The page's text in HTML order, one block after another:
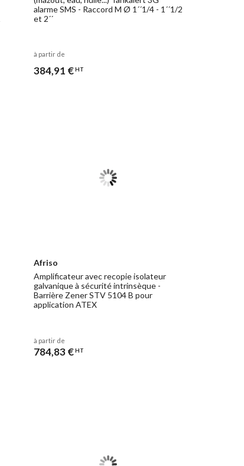
alarme SMS - Raccord M Ø 1´´1/4 - 1´´1/2
et 2´´
à partir de
384,91 €HT
Afriso
Amplificateur avec recopie isolateur
galvanique à sécurité intrinsèque -
Barrière Zener STV 5104 B pour
application ATEX
à partir de
784,83 €HT